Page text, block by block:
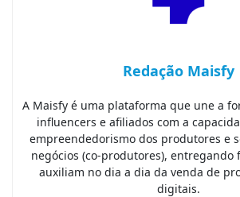
Redação Maisfy
A Maisfy é uma plataforma que une a
influencers e afiliados com a
empreendedorismo dos produtores e
negócios (co-produtores), entregando
auxiliam no dia a dia da venda de
digitais.